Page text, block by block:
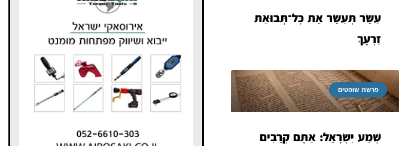
עַשֵּׂר תְּעַשֵּׂר אֵת כׇּל־תְּבוּאַת
זַרְעֶךָ
פרשת שופטים
שְׁמַע יִשְׂרָאֵל: אַתֶּם קְרֵבִים